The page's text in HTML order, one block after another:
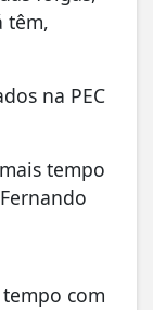
têm,
na PEC
tempo
com